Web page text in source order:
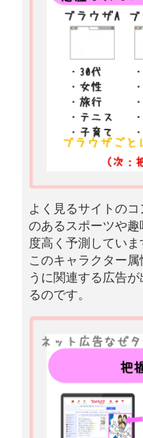
よく見るサイトの
のあるスポーツや
度高く予測していま
このキャラクター
うに関連する広告
るのです。